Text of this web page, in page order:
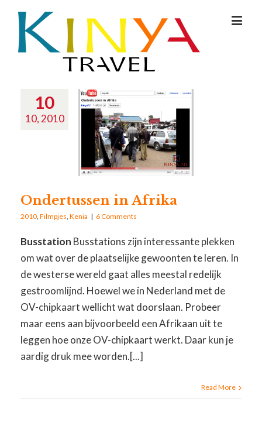
10
10, 2010
Ondertussen in Afrika
2010,Filmpjes,Kenia | 6 Comments
Busstation Busstations zijn interessante plekken
om wat over de plaatselijke gewoonten te leren. In
de westerse wereld gaat alles meestal redelijk
gestroomlijnd. Hoewel we in Nederland met de
OV-chipkaart wellicht wat doorslaan. Probeer
maar eens aan bijvoorbeeld een Afrikaan uit te
leggen hoe onze OV-chipkaart werkt. Daar kun je
aardig druk mee worden.[...]
Read More